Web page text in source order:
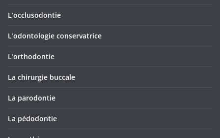
L’occlusodontie
L’odontologie conservatrice
L’orthodontie
La chirurgie buccale
La parodontie
La pédodontie